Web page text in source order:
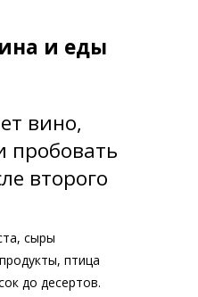
и еды
вино,
пробовать
второго
сыры
птица
до десертов.